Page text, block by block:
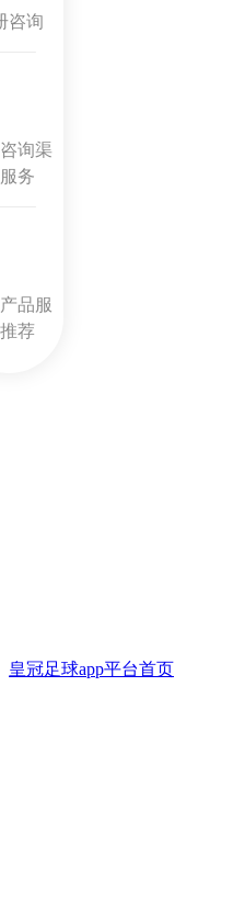
咨询
询渠
务
品服
荐
皇冠足球app平台首页